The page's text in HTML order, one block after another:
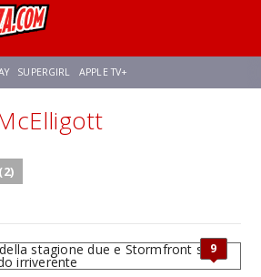
SUPERGIRL APPLE TV+
STAR TREK AVENGERS: DOOMSDAY
9